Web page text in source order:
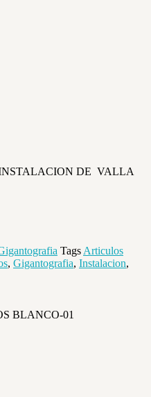
DE VALLA
TagsArticulos
, Gigantografia, Instalacion,